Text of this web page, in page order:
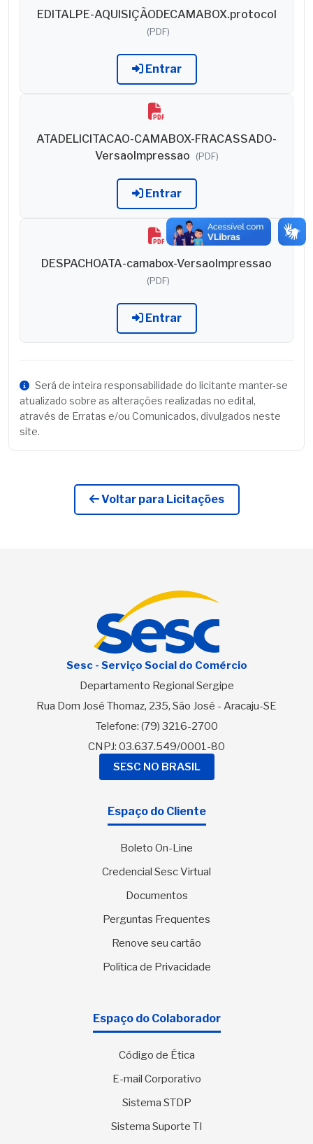
EDITALPE-AQUISIÇÃODECAMABOX.protocol
(PDF)
Entrar
ATADELICITACAO-CAMABOX-FRACASSADO-
VersaoImpressao
(PDF)
Entrar
DESPACHOATA-camabox-VersaoImpressao
(PDF)
Entrar
Será de inteira responsabilidade do licitante manter-se
atualizado sobre as alterações realizadas no edital,
através de Erratas e/ou Comunicados, divulgados neste
site.
Voltar para Licitações
Sesc - Serviço Social do Comércio
Departamento Regional Sergipe
Rua Dom José Thomaz, 235, São José - Aracaju-SE
Telefone: (79) 3216-2700
CNPJ: 03.637.549/0001-80
SESC NO BRASIL
Espaço do Cliente
Boleto On-Line
Credencial Sesc Virtual
Documentos
Perguntas Frequentes
Renove seu cartão
Política de Privacidade
Espaço do Colaborador
Código de Ética
E-mail Corporativo
Sistema STDP
Sistema Suporte TI